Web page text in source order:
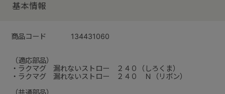
基本情報
商品コード 134431060
（適応部品）
・ラクマグ 漏れないストロー ２４０（しろくま）
・ラクマグ 漏れないストロー ２４０ Ｎ（リボン）